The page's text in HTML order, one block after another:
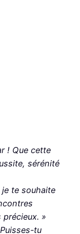
! Que cette
sérénité
te souhaite
»
tu